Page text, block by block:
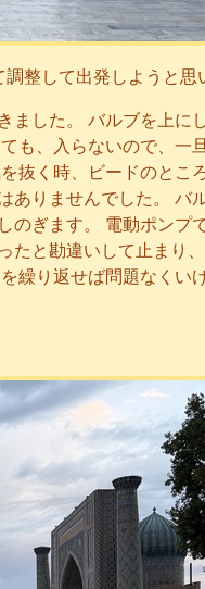
整して出発しようと思
ました。 バルブを上に
も、入らないので、一
抜く時、ビードのとこ
ありませんでした。 バ
のぎます。 電動ポンプ
たと勘違いして止まり
繰り返せば問題なくい